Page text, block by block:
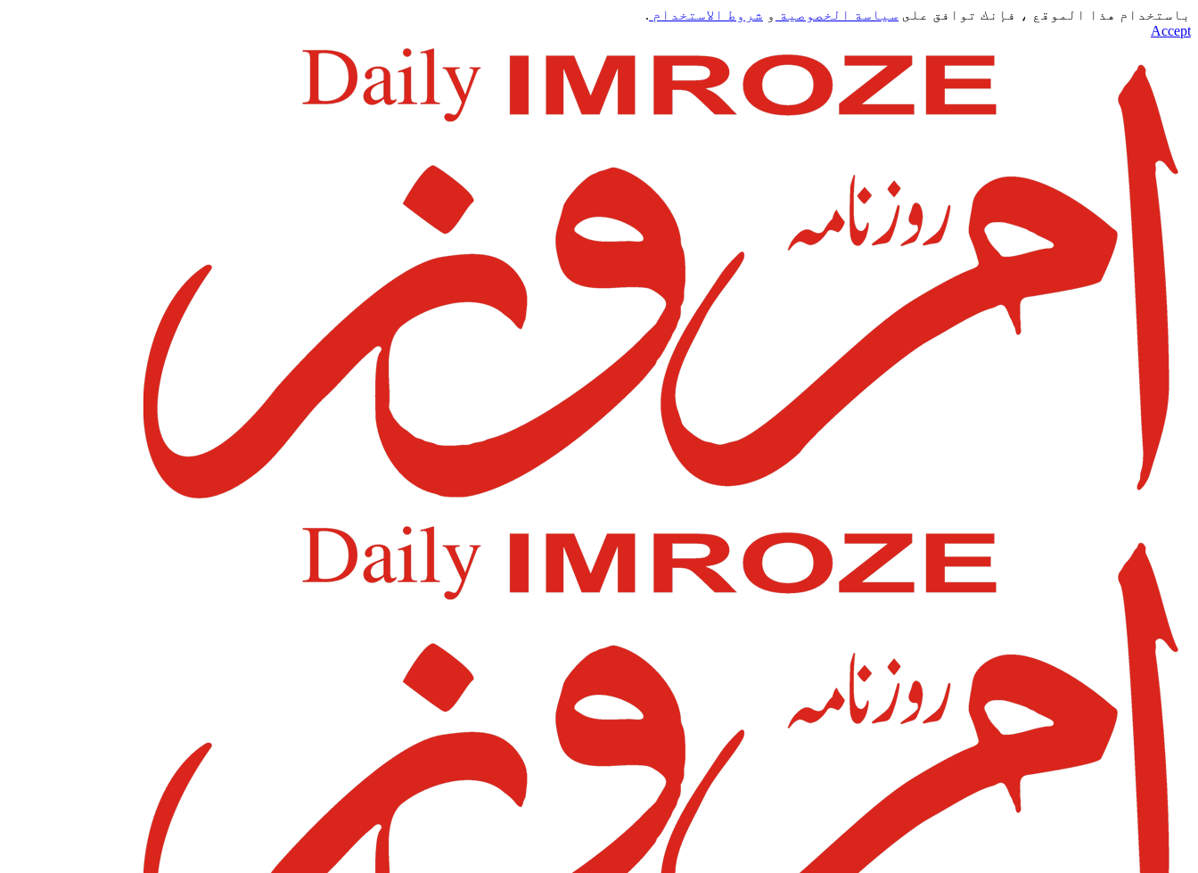
باستخدام هذا الموقع ، فإنك توافق على سياسة الخصوصية و شروط الاستخدام .
Accept